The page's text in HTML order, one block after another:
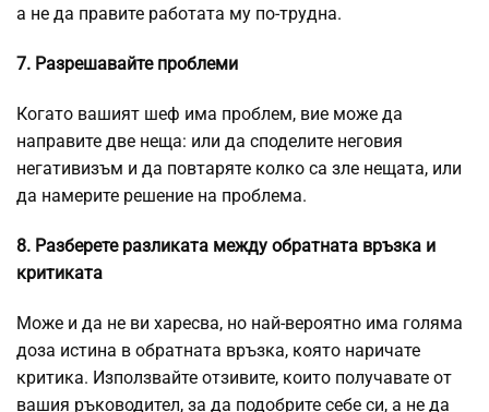
а не да правите работата му по-трудна.
7. Разрешавайте проблеми
Когато вашият шеф има проблем, вие може да
направите две неща: или да споделите неговия
негативизъм и да повтаряте колко са зле нещата, или
да намерите решение на проблема.
8. Разберете разликата между обратната връзка и
критиката
Може и да не ви харесва, но най-вероятно има голяма
доза истина в обратната връзка, която наричате
критика. Използвайте отзивите, които получавате от
вашия ръководител, за да подобрите себе си, а не да